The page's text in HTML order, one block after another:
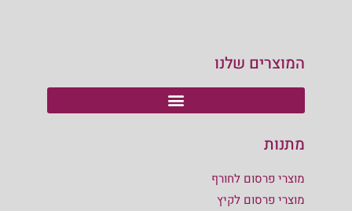
המוצרים שלנו
מתנות
מוצרי פרסום לחורף
מוצרי פרסום לקיץ